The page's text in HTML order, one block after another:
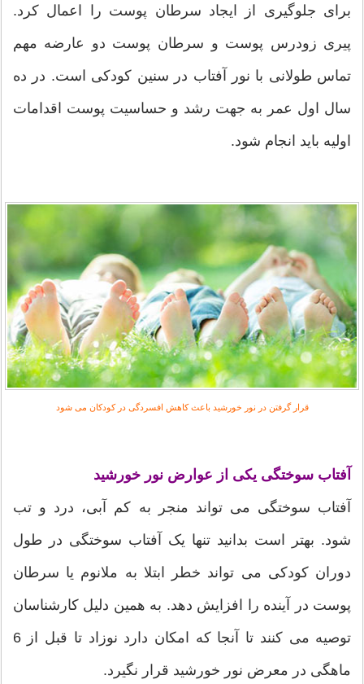
برای جلوگیری از ایجاد سرطان پوست را اعمال کرد.
پیری زودرس پوست و سرطان پوست دو عارضه مهم
تماس طولانی با نور آفتاب در سنین کودکی است. در ده
سال اول عمر به جهت رشد و حساسیت پوست اقدامات
اولیه باید انجام شود.
قرار گرفتن در نور خورشید باعث کاهش افسردگی در کودکان می شود
آفتاب سوختگی یکی از عوارض نور خورشید
آفتاب سوختگی می تواند منجر به کم آبی، درد و تب
شود. بهتر است بدانید تنها یک آفتاب سوختگی در طول
دوران کودکی می تواند خطر ابتلا به ملانوم یا سرطان
پوست در آینده را افزایش دهد. به همین دلیل کارشناسان
توصیه می کنند تا آنجا که امکان دارد نوزاد تا قبل از 6
ماهگی در معرض نور خورشید قرار نگیرد.